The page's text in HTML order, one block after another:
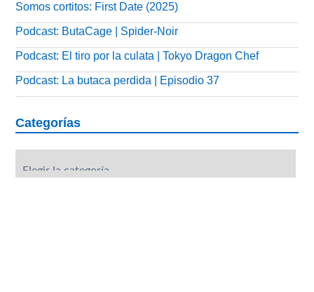
Somos cortitos: First Date (2025)
Podcast: ButaCage | Spider-Noir
Podcast: El tiro por la culata | Tokyo Dragon Chef
Podcast: La butaca perdida | Episodio 37
Categorías